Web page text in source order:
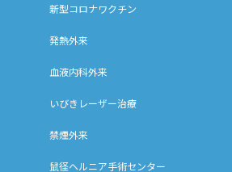
新型コロナワクチン
発熱外来
血液内科外来
いびきレーザー治療
禁煙外来
鼠径ヘルニア手術センター